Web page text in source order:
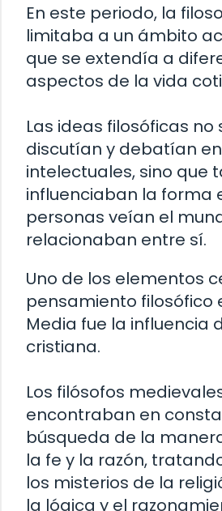
En este periodo, la
limitaba a un ámbito
que se extendía a
aspectos de la vida
Las ideas filosóficas no
discutían y debatían
intelectuales, sino que
influenciaban la forma
personas veían el
relacionaban entre sí.
Uno de los elementos
pensamiento filosófico
Media fue la influencia
cristiana.
Los filósofos
encontraban en
búsqueda de la
la fe y la razón,
los misterios de la
la lógica y el